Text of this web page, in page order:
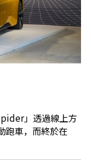
」透過線上方
跑車，而終於在